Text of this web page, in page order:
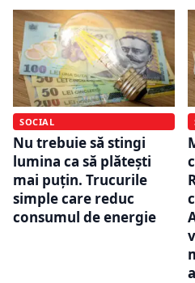
SOCIAL
Nu trebuie să stingi
lumina ca să plătești
mai puțin. Trucurile
simple care reduc
consumul de energie